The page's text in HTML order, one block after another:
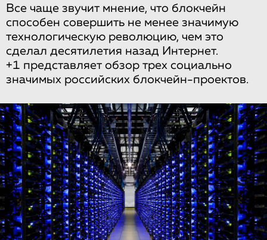
Все чаще звучит мнение, что блокчейн
способен совершить не менее значимую
технологическую революцию, чем это
сделал десятилетия назад Интернет.
+1 представляет обзор трех социально
значимых российских блокчейн-проектов.